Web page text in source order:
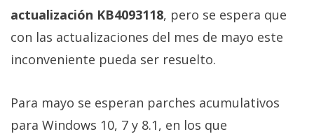
actualización KB4093118, pero se espera que
con las actualizaciones del mes de mayo este
inconveniente pueda ser resuelto.
Para mayo se esperan parches acumulativos
para Windows 10, 7 y 8.1, en los que